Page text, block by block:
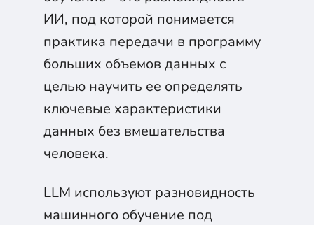
ИИ, под которой понимается
практика передачи в программу
больших объемов данных с
целью научить ее определять
ключевые характеристики
данных без вмешательства
человека.
LLM используют разновидность
машинного обучение под